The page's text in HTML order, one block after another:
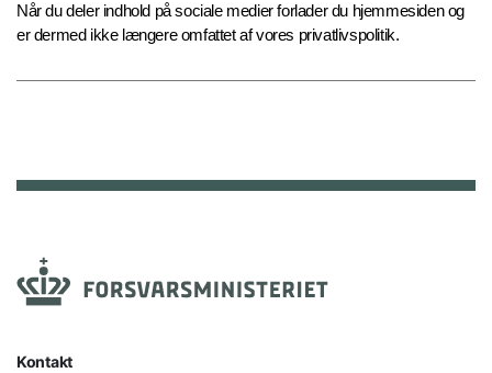
Når du deler indhold på sociale medier forlader du hjemmesiden og
er dermed ikke længere omfattet af vores privatlivspolitik.
Kontakt